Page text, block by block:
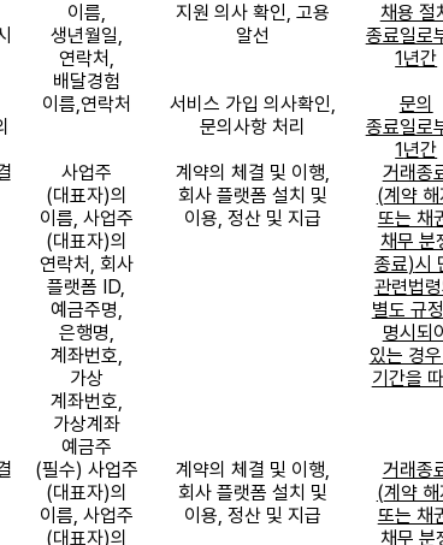
이름,
생년월일,
연락처 ,
배달경험
지원 의사 확인, 고용
알선
채용 절
종료일로
1년간
이름,연락처 서비스 가입 의사확인,
문의사항 처리
문의
종료일로
1년간
사업주
(대표자)의
이름, 사업주
(대표자)의
연락처 , 회사
플랫폼 ID,
예금주명,
은행명,
계좌번호,
가상
계좌번호,
가상계좌
예금주
계약의 체결 및 이행,
회사 플랫폼 설치 및
이용, 정산 및 지급
거래종
(계약 해
또는 채
채무 분
종료)시
관련법령
별도 규정
명시되
있는 경
기간을
(필수) 사업주
(대표자)의
이름, 사업주
(대표자)의
계약의 체결 및 이행,
회사 플랫폼 설치 및
이용, 정산 및 지급
거래종
(계약 해
또는 채
채무 분